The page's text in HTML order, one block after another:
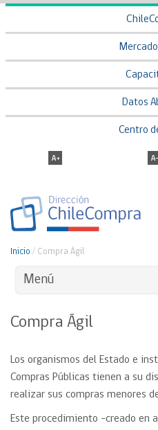
Datos
Centro
Inicio / Compra Ágil
Menú
Compra Ágil
Los organismos del Estado e
Compras Públicas tienen a su
realizar sus compras menores
Este procedimiento -creado en